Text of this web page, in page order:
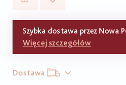
Szybka dostawa przez Nowa
Więcej szczegółów
Dostawa